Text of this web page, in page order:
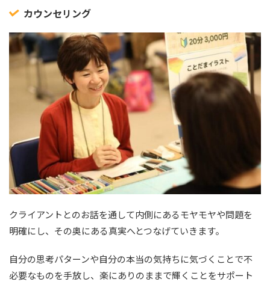
カウンセリング
クライアントとのお話を通して内側にあるモヤモヤや問題を
明確にし、その奥にある真実へとつなげていきます。
自分の思考パターンや自分の本当の気持ちに気づくことで不
必要なものを手放し、楽にありのままで輝くことをサポート